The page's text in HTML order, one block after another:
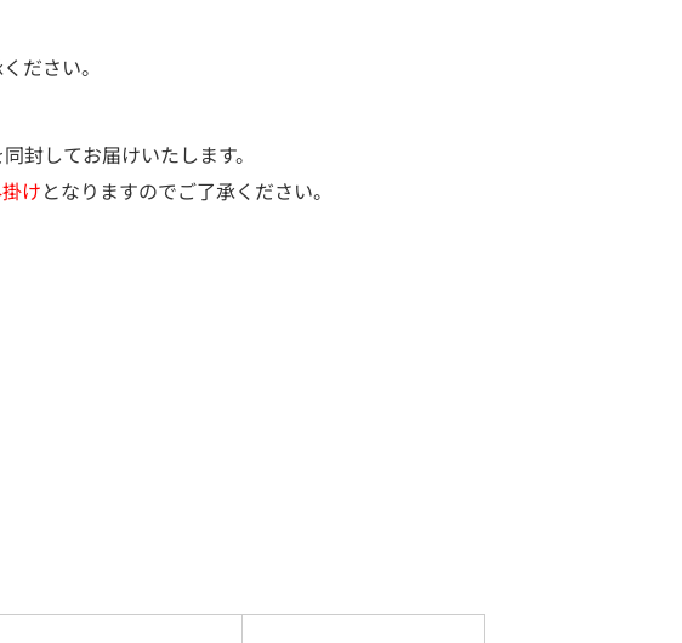
ださい。
封してお届けいたします。
けとなりますのでご了承ください。